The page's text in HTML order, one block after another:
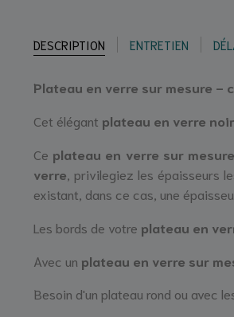
DESCRIPTION ENTRETIEN
Plateau en verre sur mesure -
Cet élégant plateau en verre noir
Ce plateau en verre sur mesure
verre , privilegiez les épaisseurs
existant, dans ce cas, une
Les bords de votre plateau en
Avec un plateau en verre sur
Besoin d'un plateau rond ou avec